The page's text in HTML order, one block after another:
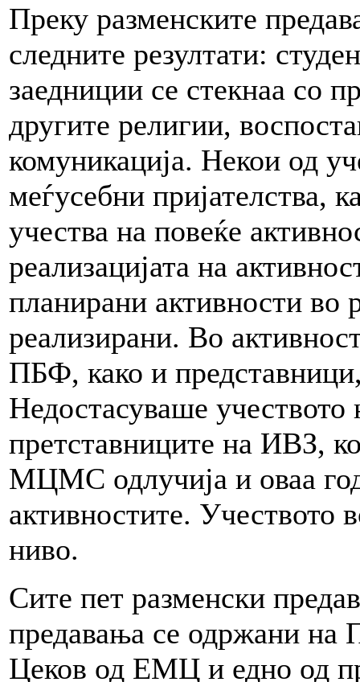
Преку разменските
следните резултати:
заедниции се стекнаа со
другите религии,
комуникација. Некои од
меѓусебни пријателства,
учества на повеќе
реализацијата на
планирани активности во
реализирани. Во
ПБФ, како и
Недостасуваше
претставниците на ИВЗ,
МЦМС одлучија и оваа
активностите. Учеството
ниво.
Сите пет разменски
предавања се одржани
Цеков од ЕМЦ и едно од